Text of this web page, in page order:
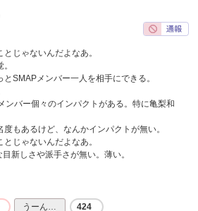
じゃないんだよなあ。
SMAPメンバー一人を相手にできる。
ンバー個々のインパクトがある。特に亀梨和
もあるけど、なんかインパクトが無い。
じゃないんだよなあ。
新しさや派手さが無い。薄い。
うーん… 424